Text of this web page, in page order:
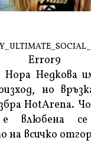
Error9
Нора Недкова
но
HotArena.
е влюбена
на всичко